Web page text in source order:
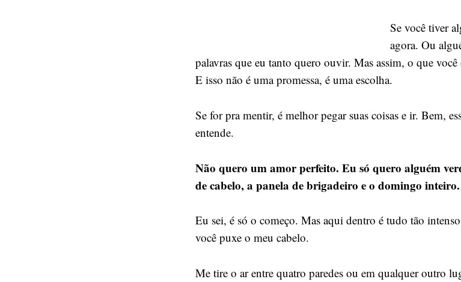
Se você tiver
agora. Ou
palavras que eu tanto quero ouvir. Mas assim, o que
E isso não é uma promessa, é uma escolha.
Se for pra mentir, é melhor pegar suas coisas e ir. Bem,
entende.
Não quero um amor perfeito. Eu só quero alguém
de cabelo, a panela de brigadeiro e o domingo inteiro.
Eu sei, é só o começo. Mas aqui dentro é tudo tão
você puxe o meu cabelo.
Me tire o ar entre quatro paredes ou em qualquer outro